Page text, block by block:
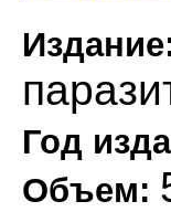
Год
Объем: